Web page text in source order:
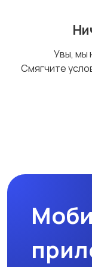
сигнализации
Столы и стулья
Увы, мы
Смягчите